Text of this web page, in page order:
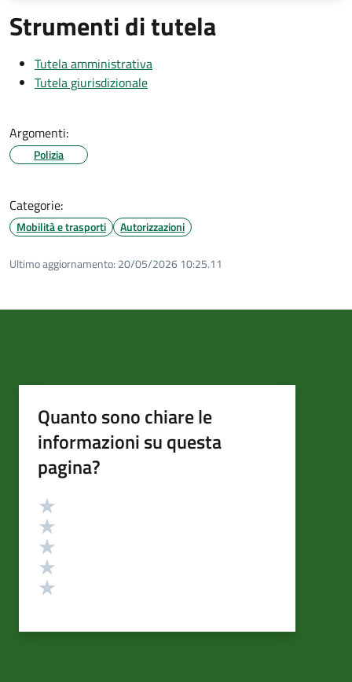
Strumenti di tutela
Tutela amministrativa
Tutela giurisdizionale
Argomenti:
Polizia
Categorie:
Mobilità e trasporti Autorizzazioni
Ultimo aggiornamento: 20/05/2026 10:25.11
Quanto sono chiare le
informazioni su questa
pagina?
Valutazione